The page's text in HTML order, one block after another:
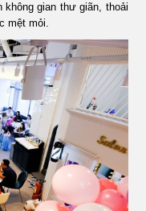
không gian thư giãn, thoải
mệt mỏi.